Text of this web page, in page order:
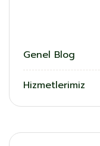
Genel Blog
Hizmetlerimiz